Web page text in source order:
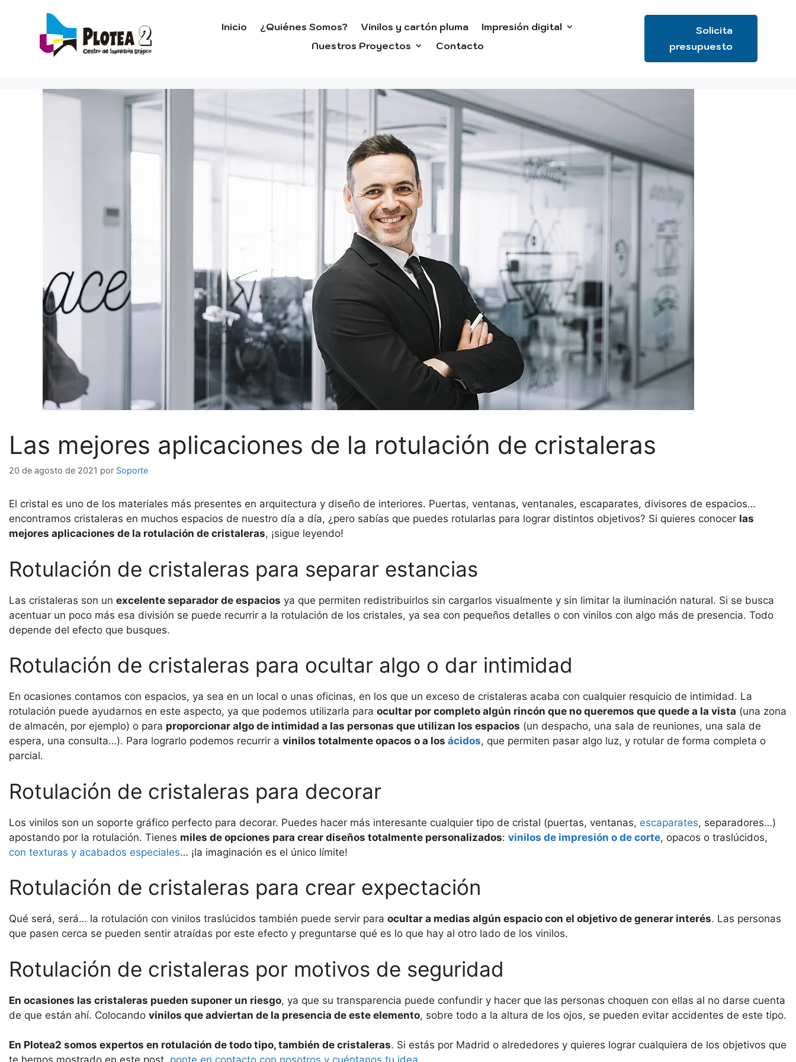
Inicio ¿Quiénes Somos? Vinilos y cartón pluma
Impresión digital
Nuestros Proyectos
Contacto
Solicita
presupuesto
Las mejores aplicaciones de la rotulación de cristaleras
20 de agosto de 2021 por Soporte
El cristal es uno de los materiales más presentes en arquitectura y diseño de interiores. Puertas, ventanas, ventanales, escaparates, divisores de espacios…
encontramos cristaleras en muchos espacios de nuestro día a día, ¿pero sabías que puedes rotularlas para lograr distintos objetivos? Si quieres conocer las
mejores aplicaciones de la rotulación de cristaleras, ¡sigue leyendo!
Rotulación de cristaleras para separar estancias
Las cristaleras son un excelente separador de espacios ya que permiten redistribuirlos sin cargarlos visualmente y sin limitar la iluminación natural. Si se busca
acentuar un poco más esa división se puede recurrir a la rotulación de los cristales, ya sea con pequeños detalles o con vinilos con algo más de presencia. Todo
depende del efecto que busques.
Rotulación de cristaleras para ocultar algo o dar intimidad
En ocasiones contamos con espacios, ya sea en un local o unas oficinas, en los que un exceso de cristaleras acaba con cualquier resquicio de intimidad. La
rotulación puede ayudarnos en este aspecto, ya que podemos utilizarla para ocultar por completo algún rincón que no queremos que quede a la vista (una zona
de almacén, por ejemplo) o para proporcionar algo de intimidad a las personas que utilizan los espacios (un despacho, una sala de reuniones, una sala de
espera, una consulta…). Para lograrlo podemos recurrir a vinilos totalmente opacos o a los ácidos, que permiten pasar algo luz, y rotular de forma completa o
parcial.
Rotulación de cristaleras para decorar
Los vinilos son un soporte gráfico perfecto para decorar. Puedes hacer más interesante cualquier tipo de cristal (puertas, ventanas, escaparates, separadores…)
apostando por la rotulación. Tienes miles de opciones para crear diseños totalmente personalizados: vinilos de impresión o de corte, opacos o traslúcidos,
con texturas y acabados especiales… ¡la imaginación es el único límite!
Rotulación de cristaleras para crear expectación
Qué será, será… la rotulación con vinilos traslúcidos también puede servir para ocultar a medias algún espacio con el objetivo de generar interés. Las personas
que pasen cerca se pueden sentir atraídas por este efecto y preguntarse qué es lo que hay al otro lado de los vinilos.
Rotulación de cristaleras por motivos de seguridad
En ocasiones las cristaleras pueden suponer un riesgo, ya que su transparencia puede confundir y hacer que las personas choquen con ellas al no darse cuenta
de que están ahí. Colocando vinilos que adviertan de la presencia de este elemento, sobre todo a la altura de los ojos, se pueden evitar accidentes de este tipo.
En Plotea2 somos expertos en rotulación de todo tipo, también de cristaleras. Si estás por Madrid o alrededores y quieres lograr cualquiera de los objetivos que